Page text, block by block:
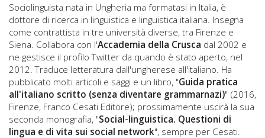
Sociolinguista nata in Ungheria ma formatasi in Italia, è
dottore di ricerca in linguistica e linguistica italiana. Insegna
come contrattista in tre università diverse, tra Firenze e
Siena. Collabora con l'Accademia della Crusca dal 2002 e
ne gestisce il profilo Twitter da quando è stato aperto, nel
2012. Traduce letteratura dall'ungherese all'italiano. Ha
pubblicato molti articoli e saggi e un libro, "Guida pratica
all'italiano scritto (senza diventare grammarnazi)" (2016,
Firenze, Franco Cesati Editore); prossimamente uscirà la sua
seconda monografia, "Social-linguistica. Questioni di
lingua e di vita sui social network", sempre per Cesati.